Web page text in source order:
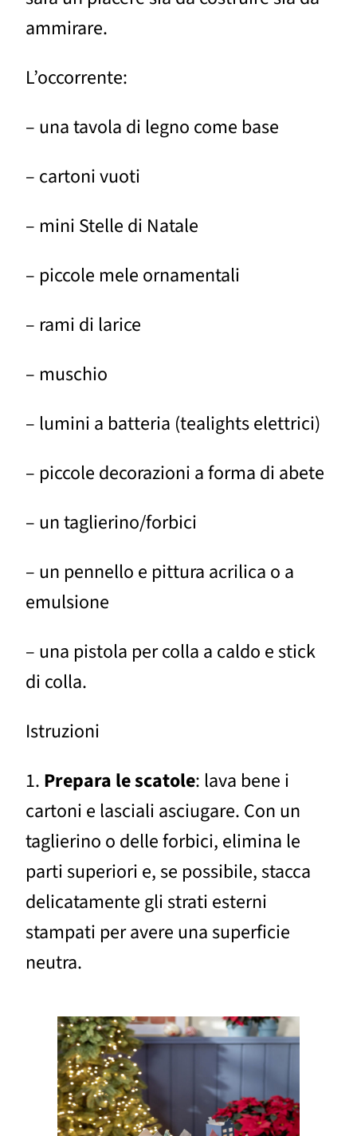
ammirare.
L’occorrente:
– una tavola di legno come base
– cartoni vuoti
– mini Stelle di Natale
– piccole mele ornamentali
– rami di larice
– muschio
– lumini a batteria (tealights elettrici)
– piccole decorazioni a forma di abete
– un taglierino/forbici
– un pennello e pittura acrilica o a
emulsione
– una pistola per colla a caldo e stick
di colla.
Istruzioni
1. Prepara le scatole: lava bene i
cartoni e lasciali asciugare. Con un
taglierino o delle forbici, elimina le
parti superiori e, se possibile, stacca
delicatamente gli strati esterni
stampati per avere una superficie
neutra.